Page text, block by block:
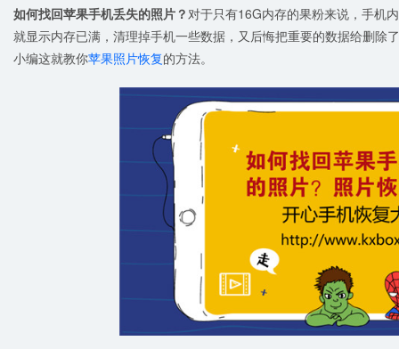
如何找回苹果手机丢失的照片？对于只有16G内存的果粉来说，手机
就显示内存已满，清理掉手机一些数据，又后悔把重要的数据给删除
小编这就教你苹果照片恢复的方法。